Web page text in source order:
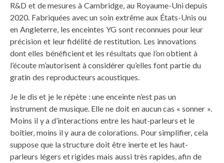
R&D et de mesures à Cambridge, au Royaume-Uni depuis
2020. Fabriquées avec un soin extrême aux États-Unis ou
en Angleterre, les enceintes YG sont reconnues pour leur
précision et leur fidélité de restitution. Les innovations
dont elles bénéficient et les résultats que l’on obtient à
l’écoute m’autorisent à considérer qu’elles font partie du
gratin des reproducteurs acoustiques.
Je le dis et je le répète : une enceinte n’est pas un
instrument de musique. Elle ne doit en aucun cas « sonner ».
Moins il y a d’interactions entre les haut-parleurs et le
boîtier, moins il y aura de colorations. Pour simplifier, cela
suppose que la structure doit être inerte et les haut-
parleurs légers et rigides mais aussi très rapides, afin de